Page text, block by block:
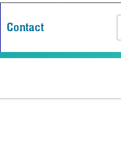
Contact